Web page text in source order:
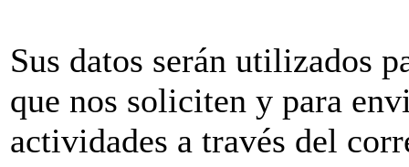
Sus datos serán utilizados
que nos soliciten y para
actividades a través del